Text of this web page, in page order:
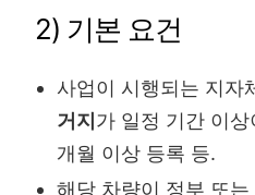
2) 기본 요건
사업이 시행되는 지자
거지 가 일정 기간 이
개월 이상 등록 등.
해당 차량이 정부 또